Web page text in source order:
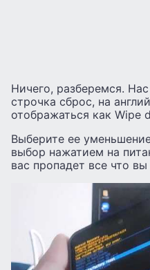
Ничего, разберемся.
строчка сброс, на
отображаться как Wipe
Выберите ее
выбор нажатием на
вас пропадет все что